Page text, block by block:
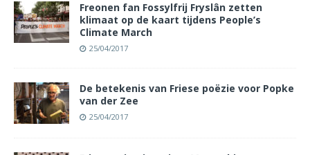
Freonen fan Fossylfrij Fryslân zetten
klimaat op de kaart tijdens People’s
Climate March
25/04/2017
De betekenis van Friese poëzie voor Popke
van der Zee
25/04/2017